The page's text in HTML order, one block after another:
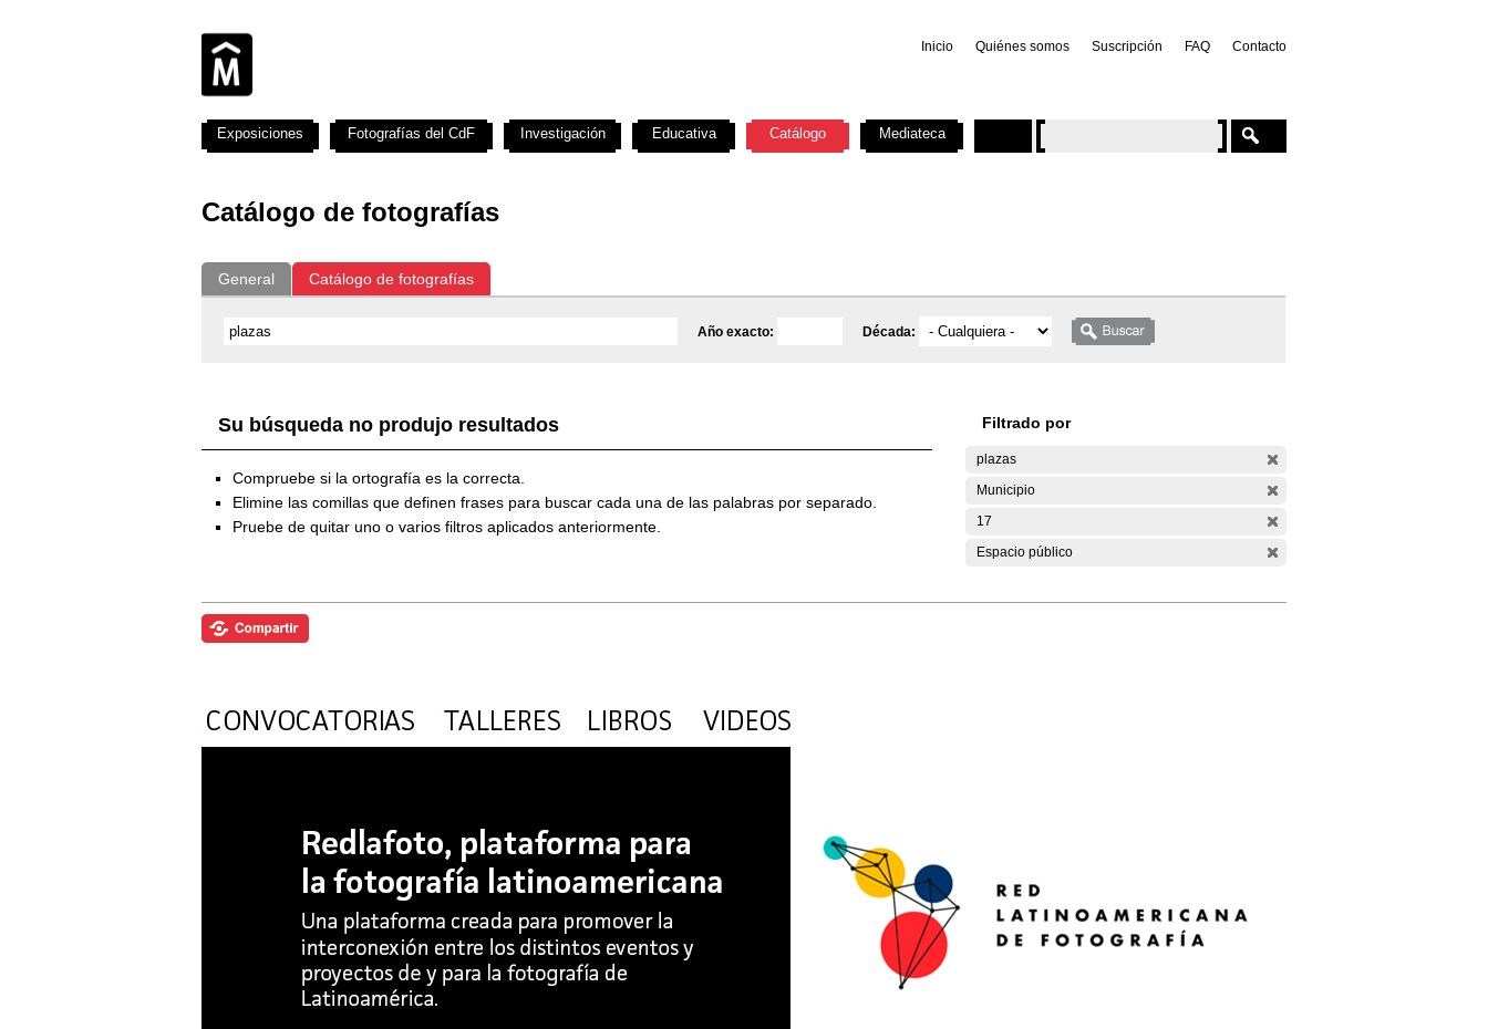
Inicio Quiénes somos Suscripción FAQ Contacto
Catálogo de fotografías
General Catálogo de fotografías
Año exacto: Década:
Su búsqueda no produjo resultados
Compruebe si la ortografía es la correcta.
Elimine las comillas que definen frases para buscar cada una de las palabras por separado.
Pruebe de quitar uno o varios filtros aplicados anteriormente.
Filtrado por
plazas
Municipio
17
Espacio público
Exposiciones Fotografías del CdF Investigación Educativa Catálogo Mediateca